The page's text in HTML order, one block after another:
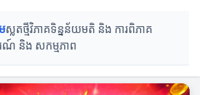
ស្លតថ្មីវិភាគទិន្នន័យមតិ និង ការពិភាគ
រណ៍ និង សកម្មភាព